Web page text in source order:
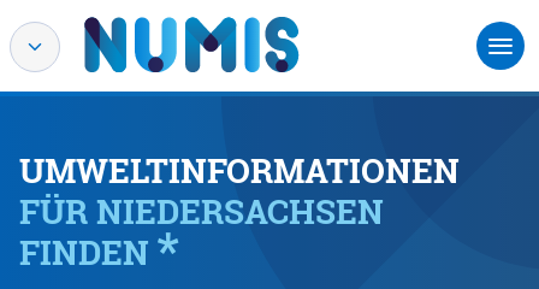
UMWELTINFORMATIONEN
FÜR NIEDERSACHSEN
FINDEN